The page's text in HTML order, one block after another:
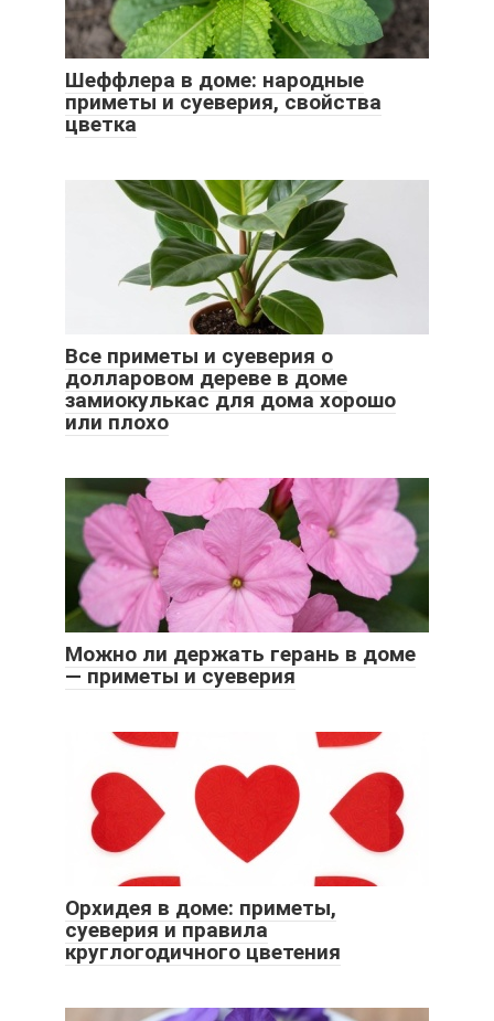
Шеффлера в доме: народные
приметы и суеверия, свойства
цветка
Все приметы и суеверия о
долларовом дереве в доме
замиокулькас для дома хорошо
или плохо
Можно ли держать герань в доме
— приметы и суеверия
Орхидея в доме: приметы,
суеверия и правила
круглогодичного цветения